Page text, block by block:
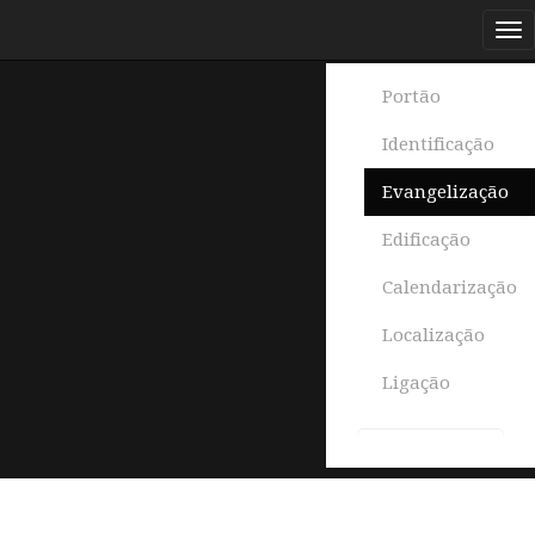
Portão
Identificação
Evangelização
Edificação
Calendarização
Localização
Ligação